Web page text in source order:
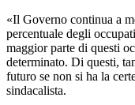
«Il Governo continua a
percentuale degli
maggior parte di questi
determinato. Di questi,
futuro se non si ha la
sindacalista.